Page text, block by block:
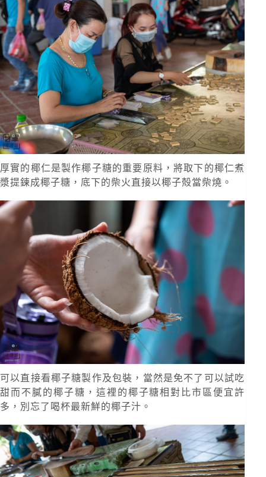
厚實的椰仁是製作椰子糖的重要原料，將取下的椰仁煮
漿提鍊成椰子糖，底下的柴火直接以椰子殻當柴燒。
可以直接看椰子糖製作及包裝，當然是免不了可以試吃
甜而不膩的椰子糖，這裡的椰子糖相對比市區便宜許
多，別忘了喝杯最新鮮的椰子汁。